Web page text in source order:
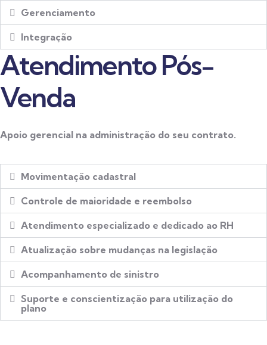
Gerenciamento
Integração
Atendimento Pós-
Venda
Apoio gerencial na administração do seu contrato.
Movimentação cadastral
Controle de maioridade e reembolso
Atendimento especializado e dedicado ao RH
Atualização sobre mudanças na legislação
Acompanhamento de sinistro
Suporte e conscientização para utilização do
plano